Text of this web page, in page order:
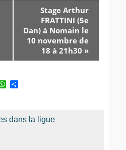
Stage Arthur
FRATTINI (5e
Dan) à Nomain le
10 novembre de
18 à 21h30 »
W
s
A
a
g
dans la ligue